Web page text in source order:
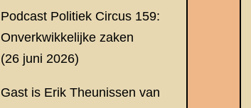
Podcast Politiek Circus 159:
Onverkwikkelijke zaken
(26 juni 2026)
Gast is Erik Theunissen van